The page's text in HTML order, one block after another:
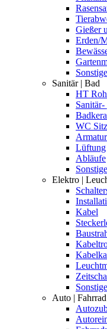
Gießer
Erden/
Sanitär | Bad
HT
WC
Lüftung
Abläufe
Elektro |
Kabel
Auto |